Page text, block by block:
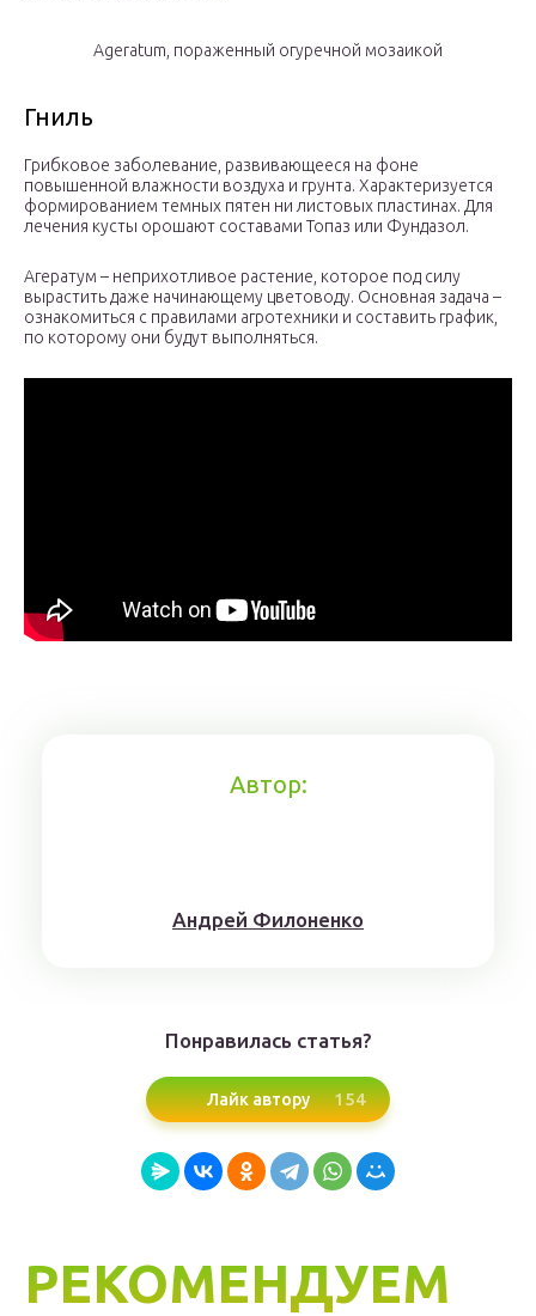
Agerаtum, пораженный огуречной мозаикой
Гниль
Грибковое заболевание, развивающееся на фоне
повышенной влажности воздуха и грунта. Характеризуется
формированием темных пятен ни листовых пластинах. Для
лечения кусты орошают составами Топаз или Фундазол.
Агератум – неприхотливое растение, которое под силу
вырастить даже начинающему цветоводу. Основная задача –
ознакомиться с правилами агротехники и составить график,
по которому они будут выполняться.
Автор:
Aндрeй Филoнeнкo
Понравилась статья?
Лайк автору 154
РЕКОМЕНДУЕМ